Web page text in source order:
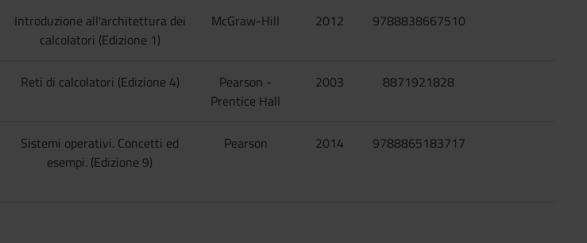
Introduzione all'architettura dei
calcolatori (Edizione 1)
McGraw-Hill 2012 9788838667510
Reti di calcolatori (Edizione 4)
Pearson -
Prentice Hall
2003 8871921828
Sistemi operativi. Concetti ed
esempi. (Edizione 9)
Pearson 2014 9788865183717